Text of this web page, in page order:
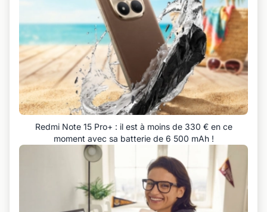
Redmi Note 15 Pro+ : il est à moins de 330 € en ce
moment avec sa batterie de 6 500 mAh !